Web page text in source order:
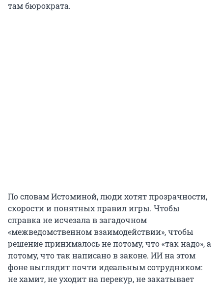
там бюрократа.
По словам Истоминой, люди хотят прозрачности,
скорости и понятных правил игры. Чтобы
справка не исчезала в загадочном
«межведомственном взаимодействии», чтобы
решение принималось не потому, что «так надо», а
потому, что так написано в законе. ИИ на этом
фоне выглядит почти идеальным сотрудником:
не хамит, не уходит на перекур, не закатывает